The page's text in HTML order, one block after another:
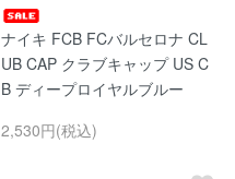
ナイキ FCB FCバルセロナ CL
UB CAP クラブキャップ US C
B ディープロイヤルブルー
2,530円(税込)